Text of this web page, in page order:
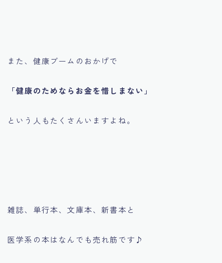
また、健康ブームのおかげで
「健康のためならお金を惜しまない」
という人もたくさんいますよね。
雑誌、単行本、文庫本、新書本と
医学系の本はなんでも売れ筋です♪